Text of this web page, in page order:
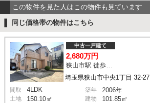
この物件を見た人はこの物件も見ています
同じ価格帯の物件はこちら
埼玉県狭山市中央1丁目 32-27
中古一戸建て
2,680万円
間取 4LDK 築年 2006年
土地 150.10㎡ 建物 101.85㎡